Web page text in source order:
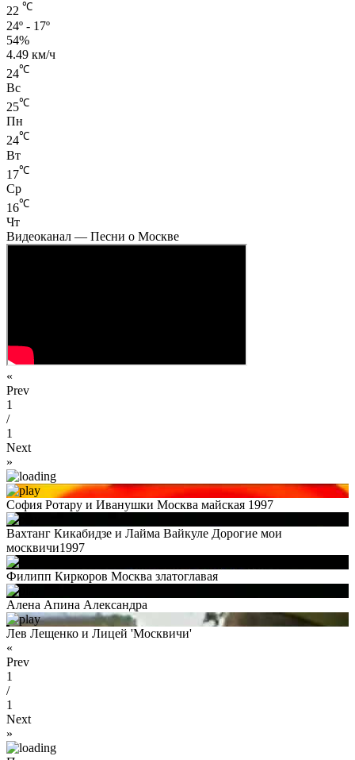
22 ℃
24º - 17º
54%
4.49 км/ч
24℃
Вс
25℃
Пн
24℃
Вт
17℃
Ср
16℃
Чт
Видеоканал — Песни о Москве
«
Prev
1
/
1
Next
»
София Ротару и Иванушки Москва майская 1997
Вахтанг Кикабидзе и Лайма Вайкуле Дорогие мои
москвичи1997
Филипп Киркоров Москва златоглавая
Алена Апина Александра
Лев Лещенко и Лицей 'Москвичи'
«
Prev
1
/
1
Next
»